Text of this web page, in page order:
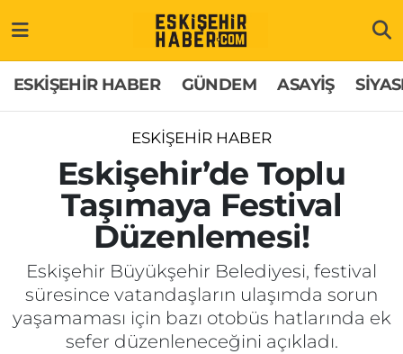
ESKİŞEHİR HABER GÜNDEM ASAYİŞ
ESKİŞEHİR HABER
Eskişehir’de Toplu
Taşımaya Festival
Düzenlemesi!
Eskişehir Büyükşehir Belediyesi, festival
süresince vatandaşların ulaşımda sorun
yaşamaması için bazı otobüs hatlarında ek
sefer düzenleneceğini açıkladı.
GÜNDEM
ASAYİŞ
SİYASET
EKONOMİ
SAĞLIK
EĞİTİM
Hakkımızda
İletişim
Künye
Odunpazarı Trafik Yoğunluk Haritası
Süper Lig Puan Durumu ve Fikstür
Tüm Manşetler
Son Dakika Haberleri
Haber Arşivi